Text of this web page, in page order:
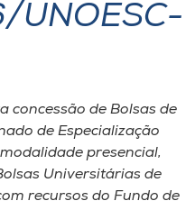
UNOESC-
concessão de Bolsas de
de Especialização
presencial,
Universitárias de
recursos do Fundo de